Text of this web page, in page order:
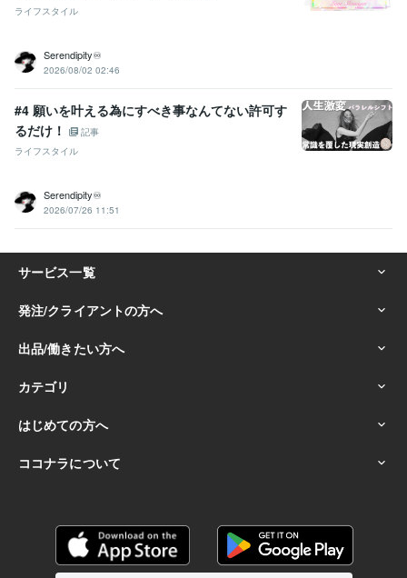
ライフスタイル
Serendipity♾️
2026/08/02 02:46
#4 願いを叶える為にすべき事なんてない許可す
るだけ！
記事
ライフスタイル
Serendipity♾️
2026/07/26 11:51